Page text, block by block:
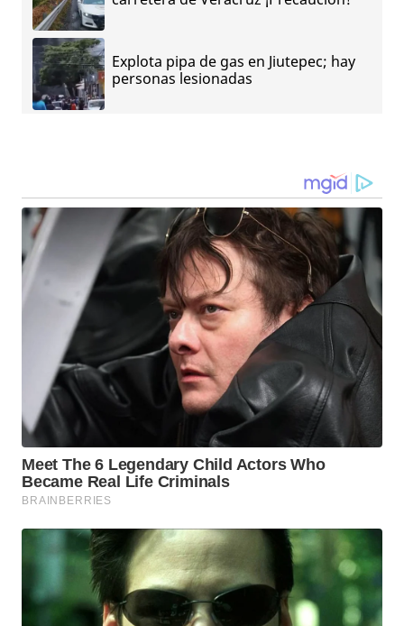
Explota pipa de gas en Jiutepec; hay
personas lesionadas